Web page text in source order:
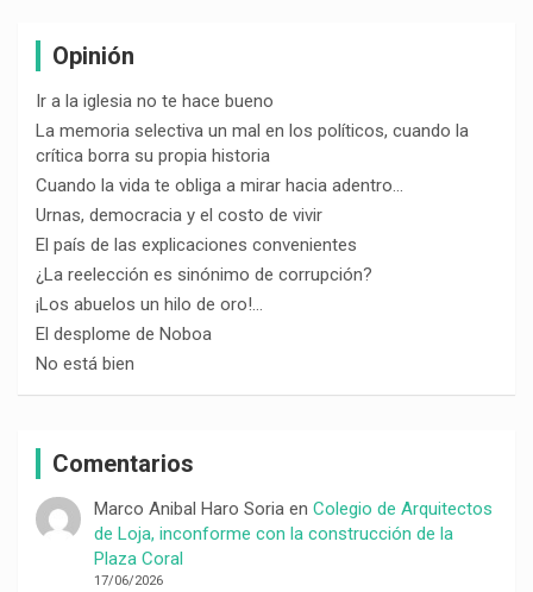
Opinión
Ir a la iglesia no te hace bueno
La memoria selectiva un mal en los políticos, cuando la
crítica borra su propia historia
Cuando la vida te obliga a mirar hacia adentro…
Urnas, democracia y el costo de vivir
El país de las explicaciones convenientes
¿La reelección es sinónimo de corrupción?
¡Los abuelos un hilo de oro!…
El desplome de Noboa
No está bien
Comentarios
Marco Anibal Haro Soriaen Colegio de Arquitectos
de Loja, inconforme con la construcción de la
Plaza Coral
17/06/2026